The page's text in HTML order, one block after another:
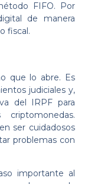
FIFO. Por
de manera
fiscal.
que lo abre. Es
judiciales y,
del IRPF para
ser cuidadosos
problemas con
importante al